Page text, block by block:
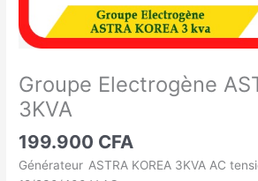
Groupe Electrogène
3KVA
199.900 CFA
Générateur ASTRA KOREA 3KVA AC